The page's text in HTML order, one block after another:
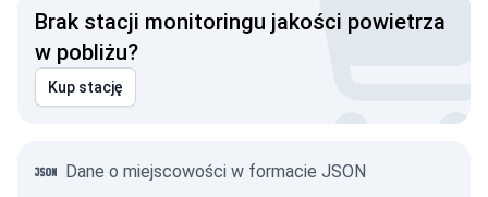
Brak stacji monitoringu jakości powietrza
w pobliżu?
Kup stację
Dane o miejscowości w formacie JSON